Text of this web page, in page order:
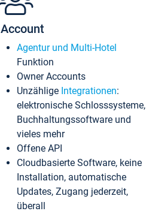
Account
Agentur und Multi-Hotel
Funktion
Owner Accounts
Unzählige Integrationen:
elektronische Schlosssysteme,
Buchhaltungssoftware und
vieles mehr
Offene API
Cloudbasierte Software, keine
Installation, automatische
Updates, Zugang jederzeit,
überall